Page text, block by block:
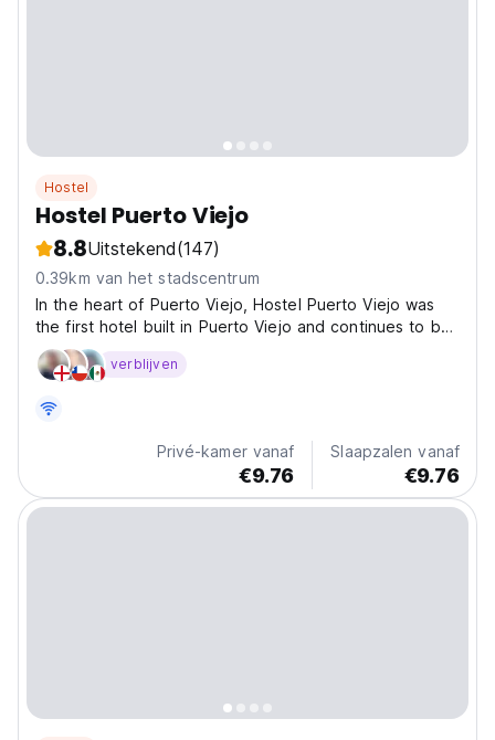
Hostel
Hostel Puerto Viejo
8.8Uitstekend(147)
0.39km van het stadscentrum
In the heart of Puerto Viejo, Hostel Puerto Viejo was
the first hotel built in Puerto Viejo and continues to be
an important center for backpackers and surfers since
its opening in 1987. Half a block from the sea, close to
verblijven
Privé-kamer vanaf
€9.76
Slaapzalen vanaf
€9.76